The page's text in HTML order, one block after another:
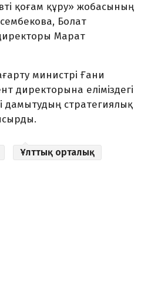
қоғам құру» жобасының
Болат
Марат
министрі Ғани
директорына еліміздегі
дамытудың стратегиялық
Ұлттық орталық